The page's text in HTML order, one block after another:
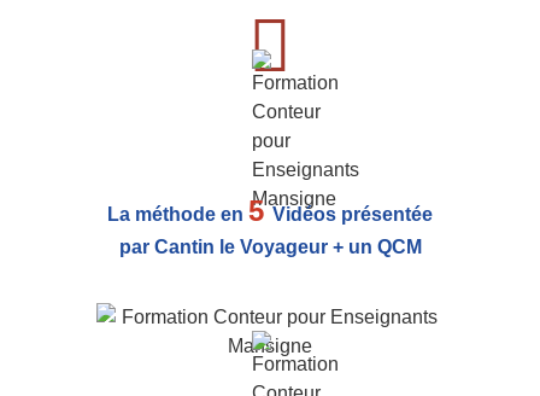
La méthode en 5Vidéos présentée
par Cantin le Voyageur + un QCM